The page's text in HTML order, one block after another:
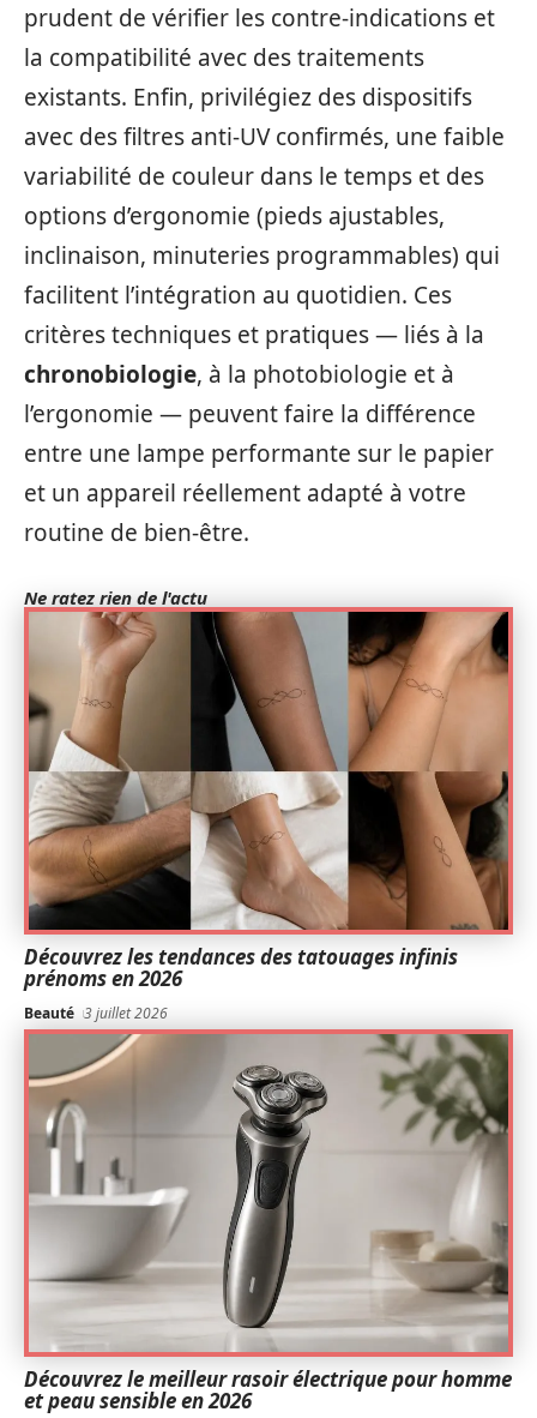
prudent de vérifier les contre‑indications et
la compatibilité avec des traitements
existants. Enfin, privilégiez des dispositifs
avec des filtres anti‑UV confirmés, une faible
variabilité de couleur dans le temps et des
options d’ergonomie (pieds ajustables,
inclinaison, minuteries programmables) qui
facilitent l’intégration au quotidien. Ces
critères techniques et pratiques — liés à la
chronobiologie, à la photobiologie et à
l’ergonomie — peuvent faire la différence
entre une lampe performante sur le papier
et un appareil réellement adapté à votre
routine de bien‑être.
Ne ratez rien de l'actu
Découvrez les tendances des tatouages infinis
prénoms en 2026
Beauté 3 juillet 2026
Découvrez le meilleur rasoir électrique pour homme
et peau sensible en 2026